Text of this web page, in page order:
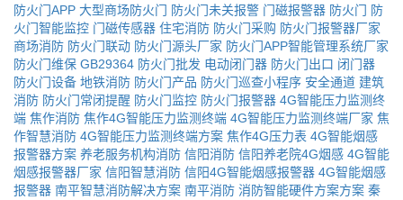
防火门APP 大型商场防火门 防火门未关报警 门磁报警器 防火门 防
火门智能监控 门磁传感器 住宅消防 防火门采购 防火门报警器厂家
商场消防 防火门联动 防火门源头厂家 防火门APP智能管理系统厂家
防火门维保 GB29364 防火门批发 电动闭门器 防火门出口 闭门器
防火门设备 地铁消防 防火门产品 防火门巡查小程序 安全通道 建筑
消防 防火门常闭提醒 防火门监控 防火门报警器 4G智能压力监测终
端 焦作消防 焦作4G智能压力监测终端 4G智能压力监测终端厂家 焦
作智慧消防 4G智能压力监测终端方案 焦作4G压力表 4G智能烟感
报警器方案 养老服务机构消防 信阳消防 信阳养老院4G烟感 4G智能
烟感报警器厂家 信阳智慧消防 信阳4G智能烟感报警器 4G智能烟感
报警器 南平智慧消防解决方案 南平消防 消防智能硬件方案方案 秦